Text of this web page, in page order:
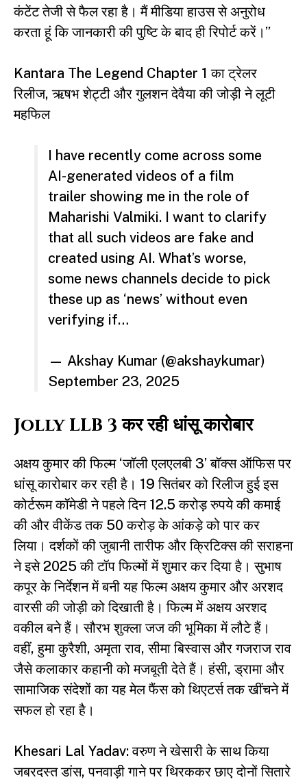
कंटेंट तेजी से फैल रहा है। मैं मीडिया हाउस से अनुरोध
करता हूं कि जानकारी की पुष्टि के बाद ही रिपोर्ट करें।”
Kantara The Legend Chapter 1 का ट्रेलर
रिलीज, ऋषभ शेट्टी और गुलशन देवैया की जोड़ी ने लूटी
महफिल
I have recently come across some
AI-generated videos of a film
trailer showing me in the role of
Maharishi Valmiki. I want to clarify
that all such videos are fake and
created using AI. What’s worse,
some news channels decide to pick
these up as ‘news’ without even
verifying if…
— Akshay Kumar (@akshaykumar)
September 23, 2025
Jolly LLB 3 कर रही धांसू कारोबार
अक्षय कुमार की फिल्म ‘जॉली एलएलबी 3’ बॉक्स ऑफिस पर
धांसू कारोबार कर रही है। 19 सितंबर को रिलीज हुई इस
कोर्टरूम कॉमेडी ने पहले दिन 12.5 करोड़ रुपये की कमाई
की और वीकेंड तक 50 करोड़ के आंकड़े को पार कर
लिया। दर्शकों की जुबानी तारीफ और क्रिटिक्स की सराहना
ने इसे 2025 की टॉप फिल्मों में शुमार कर दिया है। सुभाष
कपूर के निर्देशन में बनी यह फिल्म अक्षय कुमार और अरशद
वारसी की जोड़ी को दिखाती है। फिल्म में अक्षय अरशद
वकील बने हैं। सौरभ शुक्ला जज की भूमिका में लौटे हैं।
वहीं, हुमा कुरैशी, अमृता राव, सीमा बिस्वास और गजराज राव
जैसे कलाकार कहानी को मजबूती देते हैं। हंसी, ड्रामा और
सामाजिक संदेशों का यह मेल फैंस को थिएटर्स तक खींचने में
सफल हो रहा है।
Khesari Lal Yadav: वरुण ने खेसारी के साथ किया
जबरदस्त डांस, पनवाड़ी गाने पर थिरककर छाए दोनों सितारे